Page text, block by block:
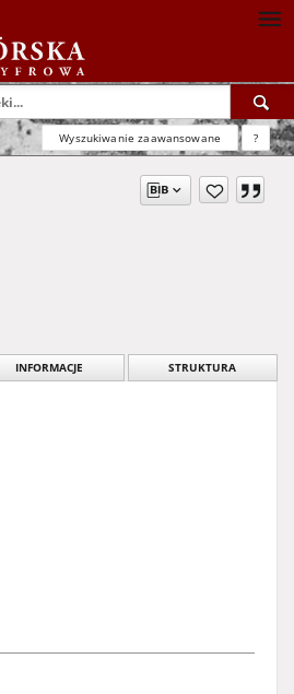
Wyszukiwanie zaawansowane ?
INFORMACJE STRUKTURA